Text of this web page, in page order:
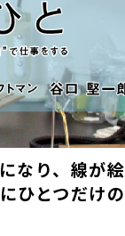
なり、線が絵
ひとつだけの